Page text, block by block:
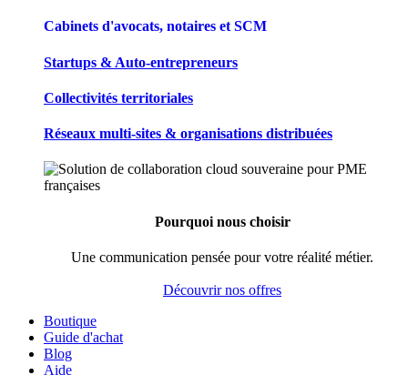
Cabinets d'avocats, notaires et SCM
Startups & Auto-entrepreneurs
Collectivités territoriales
Réseaux multi-sites & organisations distribuées
Pourquoi nous choisir
Une communication pensée pour votre réalité métier.
Découvrir nos offres
Boutique
Guide d'achat
Blog
Aide